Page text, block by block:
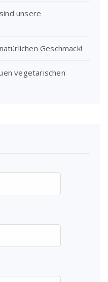
unsere
Geschmack!
vegetarischen